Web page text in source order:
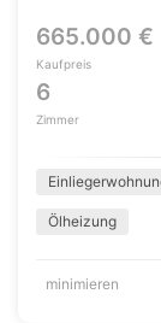
665.000 €
Kaufpreis
6
Zimmer
Ölheizung
minimieren